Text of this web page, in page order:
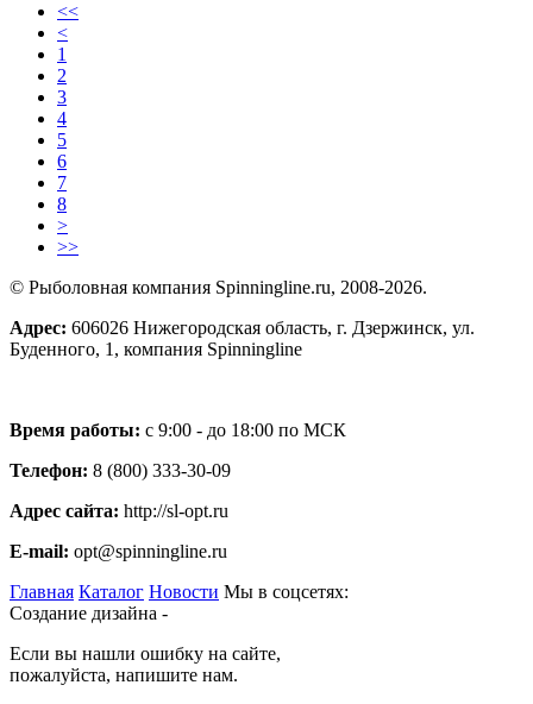
<<
<
1
2
3
4
5
6
7
8
>
>>
© Рыболовная компания Spinningline.ru, 2008-2026.
Адрес: 606026 Нижегородская область, г. Дзержинск, ул.
Буденного, 1, компания Spinningline
Время работы: с 9:00 - до 18:00 по МСК
Телефон: 8 (800) 333-30-09
Адрес сайта: http://sl-opt.ru
E-mail: opt@spinningline.ru
Главная Каталог Новости Мы в соцсетях:
Создание дизайна -
Если вы нашли ошибку на сайте,
пожалуйста, напишите нам.